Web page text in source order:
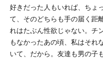
好きだった人もいれば、ちょ
て、そのどちらも手の届く距
れはたぶん性欲じゃない。チ
もなかったあの頃、私はそれ
いて、だから。友達も男の子